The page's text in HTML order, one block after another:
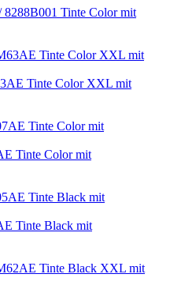
Tinte Color mit
Tinte Color XXL mit
Tinte Color mit
Tinte Black mit